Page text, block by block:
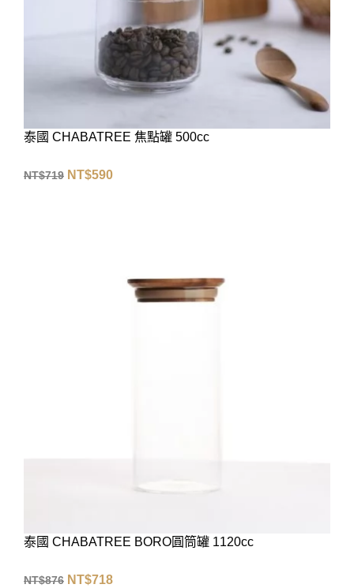
泰國 CHABATREE 焦點罐 500cc
NT$719 NT$590
泰國 CHABATREE BORO圓筒罐 1120cc
NT$876 NT$718